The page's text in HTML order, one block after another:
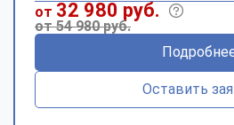
от 32 980 руб.
от 54 980 руб.
Оставить